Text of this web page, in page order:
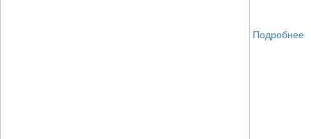
Подробнее